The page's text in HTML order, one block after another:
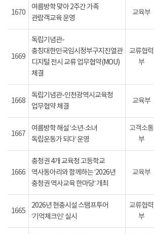
1670
여름방학 맞아 2주간 가족
관람객교육 운영
교육부
1669
독립기념관-
충칭대한민국임시정부구지진열관
디지털 전시 교류 업무협약(MOU)
체결
교류협력
부
1668
독립기념관-인천광역시교육청
업무협약 체결
교육부
1667
여름방학 해설 ‘소년·소녀
독립운동가 되다’ 운영
고객소통
부
1666
충청권 4개 교육청 고등학교
역사동아리와 함께하는 ‘2026년
충청권 역사교육 한마당’ 개최
교육부
1665
2026년 현충시설 스탬프투어
‘기억체크인’ 실시
교류협력
부